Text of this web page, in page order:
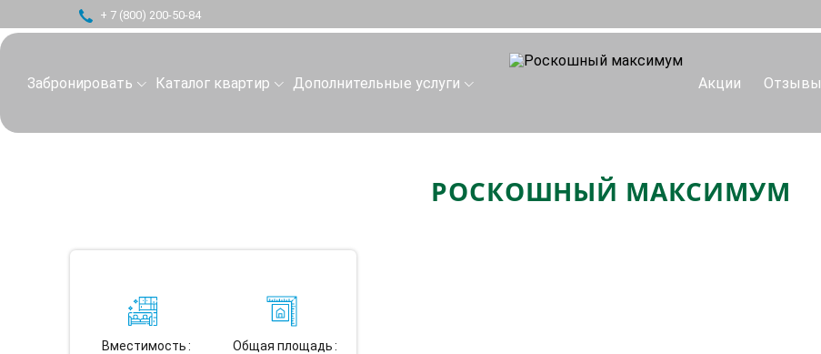
+ 7 (800) 200-50-84
Забронировать Каталог квартир Дополнительные услуги Акции Отзывы
РОСКОШНЫЙ МАКСИМУМ
Вместимость Общая площадь